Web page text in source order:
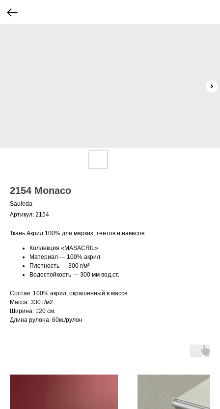
2154 Monaco
Sauleda
Артикул: 2154
Ткань Акрил 100% для маркиз, тентов и навесов
Коллекция «MASACRIL»
Материал — 100% акрил
Плотность — 300 г/м²
Водостойкость — 300 мм вод.ст.
Состав: 100% акрил, окрашенный в массе
Масса: 330 г/м2
Ширина: 120 см.
Длина рулона: 60м./рулон